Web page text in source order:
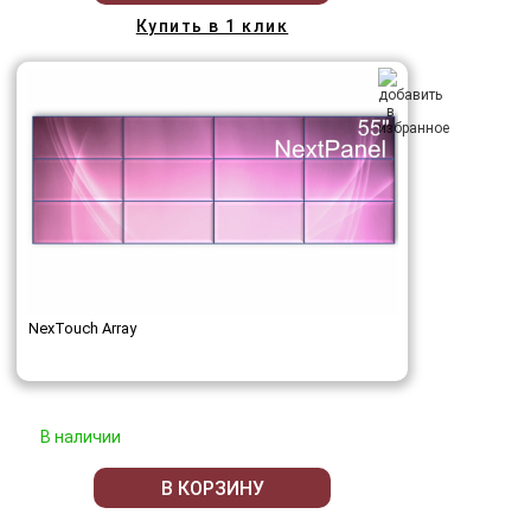
Купить в 1 клик
NexTouch Array
В наличии
В КОРЗИНУ